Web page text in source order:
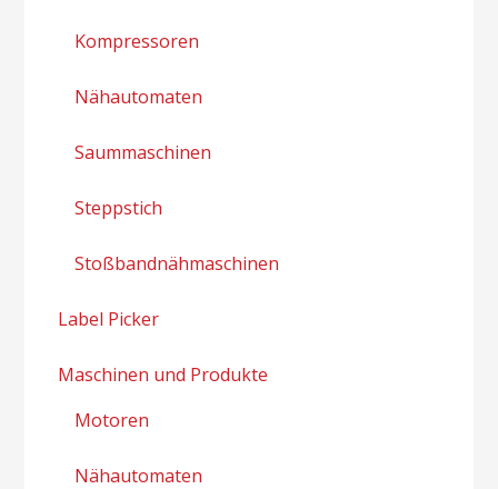
Kompressoren
Nähautomaten
Saummaschinen
Steppstich
Stoßbandnähmaschinen
Label Picker
Maschinen und Produkte
Motoren
Nähautomaten